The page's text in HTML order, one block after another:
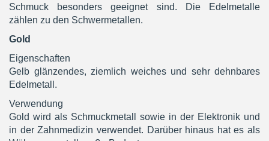
Schmuck besonders geeignet sind. Die Edelmetalle
zählen zu den Schwermetallen.
Gold
Eigenschaften
Gelb glänzendes, ziemlich weiches und sehr dehnbares
Edelmetall.
Verwendung
Gold wird als Schmuckmetall sowie in der Elektronik und
in der Zahnmedizin verwendet. Darüber hinaus hat es als